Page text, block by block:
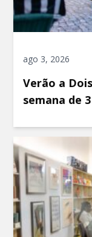
ago 3, 2026
Verão a
semana de